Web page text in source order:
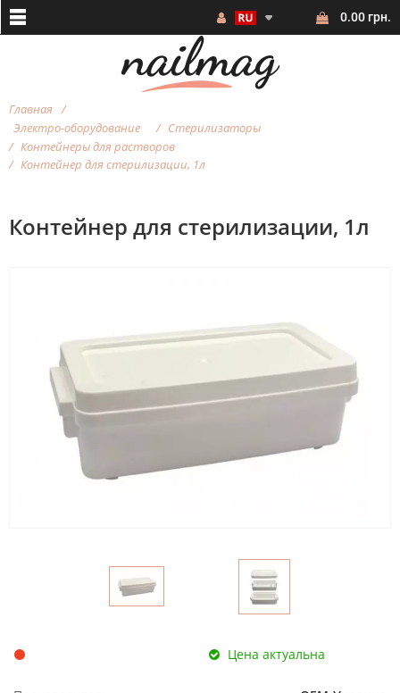
0.00 грн.
Главная
Электро-оборудование
Стерилизаторы
Контейнеры для растворов
Контейнер для стерилизации, 1л
Контейнер для стерилизации, 1л
Цена актуальна